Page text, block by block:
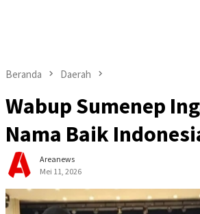
Beranda Daerah
Wabup Sumenep
Nama Baik
Areanews
Mei 11, 2026